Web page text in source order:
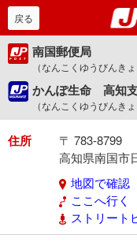
戻る
南国郵便局
（なんこくゆうびんきょ
かんぽ生命 高知
（なんこくゆうびんき
住所
〒 783-8799
高知県南国市
地図で確認
ここへ行く
ストリート